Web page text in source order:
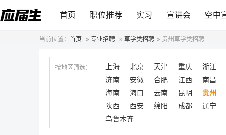
首页 职位推荐 实习 宣讲会 空中
当前位置： 首页 » 专业招聘 » 草学类招聘 » 贵州草学类招聘
按地区筛选： 上海 北京 天津 重庆
浙江
济南
安徽 合肥 江西
南昌
海南
海口 云南 昆明
贵州
陕西
西安 绵阳 成都
辽宁
乌鲁木齐